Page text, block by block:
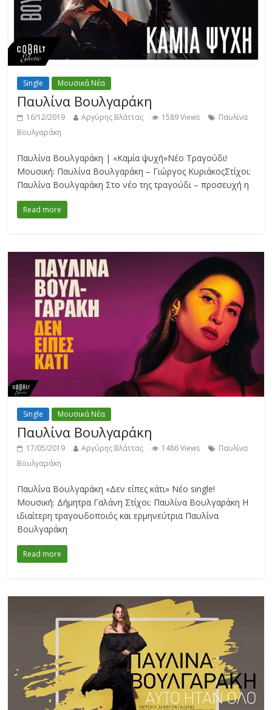
Single Μουσικά Νέα
Παυλίνα Βουλγαράκη
16/12/2019 Αργύρης Βλάττας 1589 Views
Παυλίνα
Βουλγαράκη
Παυλίνα Βουλγαράκη | «Καμία ψυχή»Νέο Τραγούδι!
Μουσική: Παυλίνα Βουλγαράκη – Γιώργος ΚυριάκοςΣτίχοι:
Παυλίνα Βουλγαράκη Στο νέο της τραγούδι – προσευχή η
Read more
Single Μουσικά Νέα
Παυλίνα Βουλγαράκη
17/05/2019 Αργύρης Βλάττας 1486 Views
Παυλίνα
Βουλγαράκη
Παυλίνα Βουλγαράκη «Δεν είπες κάτι» Νέο single!
Μουσική: Δήμητρα Γαλάνη Στίχοι: Παυλίνα Βουλγαράκη Η
ιδιαίτερη τραγουδοποιός και ερμηνεύτρια Παυλίνα
Βουλγαράκη
Read more